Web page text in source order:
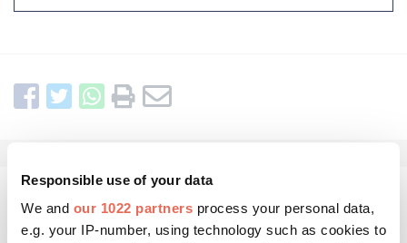
Responsible use of your data
We and our 1022 partners process your personal data,
e.g. your IP-number, using technology such as cookies to
Kommentar schreiben